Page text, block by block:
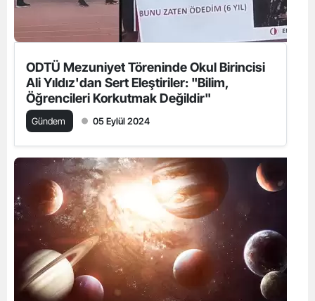
ODTÜ Mezuniyet Töreninde Okul Birincisi
Ali Yıldız'dan Sert Eleştiriler: "Bilim,
Öğrencileri Korkutmak Değildir"
Gündem 05 Eylül 2024